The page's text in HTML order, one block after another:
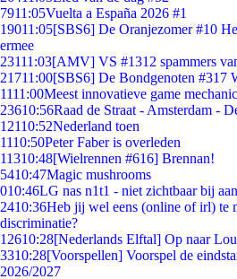
7911:05Vuelta a España 2026 #1
19011:05[SBS6] De Oranjezomer #10
ermee
23111:03[AMV] VS #1312 spammers
21711:00[SBS6] De Bondgenoten #317
1111:00Meest innovatieve game
23610:56Raad de Straat - Amsterdam -
12110:52Nederland toen
1110:50Peter Faber is overleden
11310:48[Wielrennen #616] Brennan!
5410:47Magic mushrooms
010:46LG nas n1t1 - niet zichtbaar bij
2410:36Heb jij wel eens (online of irl) te
discriminatie?
12610:28[Nederlands Elftal] Op naar
3310:28[Voorspellen] Voorspel de
2026/2027